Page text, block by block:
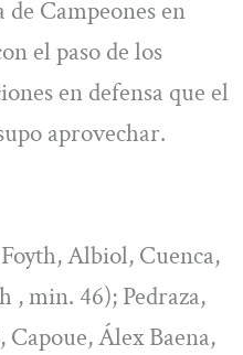
Campeones en
el paso de los
en defensa que el
aprovechar.
Albiol, Cuenca,
min. 46); Pedraza,
Álex Baena,